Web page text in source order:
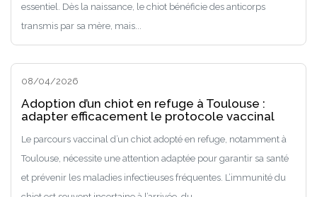
essentiel. Dès la naissance, le chiot bénéficie des anticorps
transmis par sa mère, mais...
08/04/2026
Adoption d’un chiot en refuge à Toulouse :
adapter efficacement le protocole vaccinal
Le parcours vaccinal d’un chiot adopté en refuge, notamment à
Toulouse, nécessite une attention adaptée pour garantir sa santé
et prévenir les maladies infectieuses fréquentes. L’immunité du